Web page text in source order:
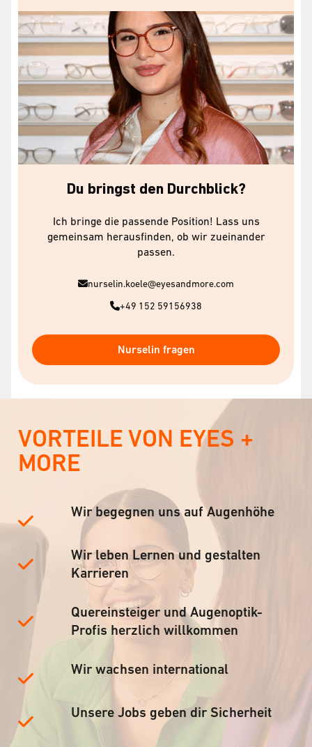
Du bringst den Durchblick?
Ich bringe die passende Position! Lass uns
gemeinsam herausfinden, ob wir zueinander
passen.
nurselin.koele@eyesandmore.com
+49 152 59156938
Nurselin fragen
VORTEILE VON EYES +
MORE
Wir begegnen uns auf Augenhöhe
Wir leben Lernen und gestalten
Karrieren
Quereinsteiger und Augenoptik-
Profis herzlich willkommen
Wir wachsen international
Unsere Jobs geben dir Sicherheit